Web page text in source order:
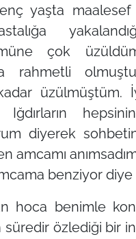
yaşta
çok
rahmetli
üzülmüştüm.
Iğdırların
diyerek
amcamı
benziyor
hoca benimle
özlediği bir